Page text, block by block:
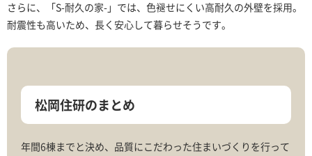
さらに、「S-耐久の家-」では、色褪せにくい高耐久の外壁を採用。
耐震性も高いため、長く安心して暮らせそうです。
松岡住研のまとめ
年間6棟までと決め、品質にこだわった住まいづくりを行って